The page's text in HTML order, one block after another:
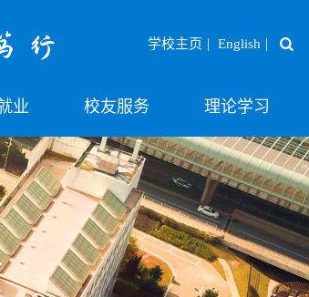
学校主页 | English |
业 校友服务 理论学习